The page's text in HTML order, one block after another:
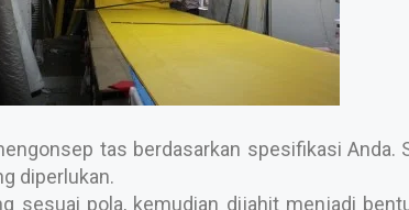
tas berdasarkan spesifikasi Anda.
diperlukan.
sesuai pola, kemudian dijahit menjadi